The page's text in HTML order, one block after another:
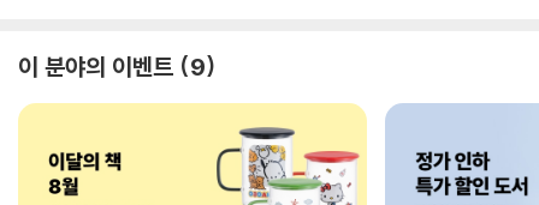
이 분야의 이벤트 9